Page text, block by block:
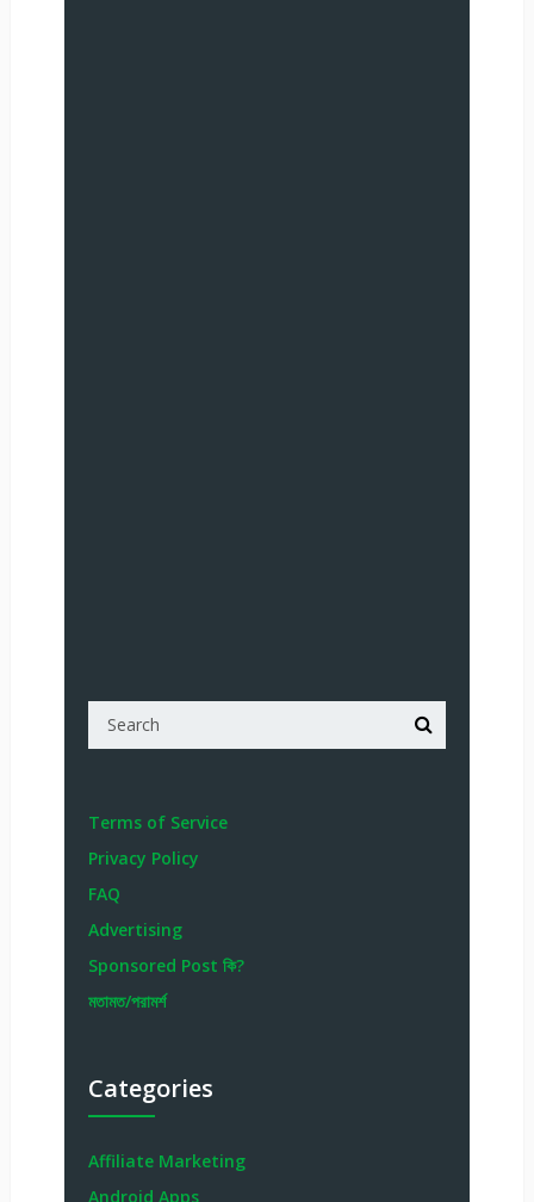
Terms of Service
Privacy Policy
FAQ
Advertising
Sponsored Post কি?
মতামত/পরামর্শ
Categories
Affiliate Marketing
Android Apps